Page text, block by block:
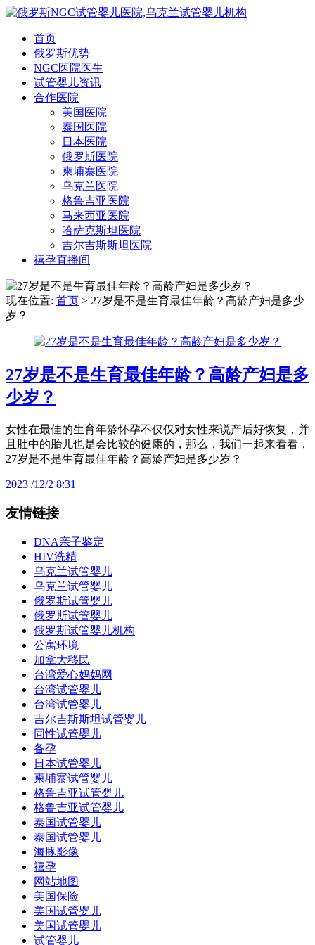
首页
俄罗斯优势
NGC医院医生
试管婴儿资讯
合作医院
美国医院
泰国医院
日本医院
俄罗斯医院
柬埔寨医院
乌克兰医院
格鲁吉亚医院
马来西亚医院
哈萨克斯坦医院
吉尔吉斯斯坦医院
禧孕直播间
现在位置: 首页 > 27岁是不是生育最佳年龄？高龄产妇是多少
岁？
27岁是不是生育最佳年龄？高龄产妇是多
少岁？
女性在最佳的生育年龄怀孕不仅仅对女性来说产后好恢复，并
且肚中的胎儿也是会比较的健康的，那么，我们一起来看看，
27岁是不是生育最佳年龄？高龄产妇是多少岁？
2023 /12/2 8:31
友情链接
DNA亲子鉴定
HIV洗精
乌克兰试管婴儿
乌克兰试管婴儿
俄罗斯试管婴儿
俄罗斯试管婴儿
俄罗斯试管婴儿机构
公寓环境
加拿大移民
台湾爱心妈妈网
台湾试管婴儿
台湾试管婴儿
吉尔吉斯斯坦试管婴儿
同性试管婴儿
备孕
日本试管婴儿
柬埔寨试管婴儿
格鲁吉亚试管婴儿
格鲁吉亚试管婴儿
泰国试管婴儿
泰国试管婴儿
海豚影像
禧孕
网站地图
美国保险
美国试管婴儿
美国试管婴儿
试管婴儿